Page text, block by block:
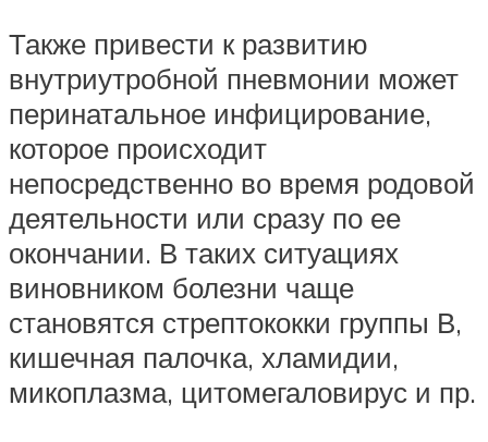
Также привести к развитию
внутриутробной пневмонии может
перинатальное инфицирование,
которое происходит
непосредственно во время родовой
деятельности или сразу по ее
окончании. В таких ситуациях
виновником болезни чаще
становятся стрептококки группы В,
кишечная палочка, хламидии,
микоплазма, цитомегаловирус и пр.